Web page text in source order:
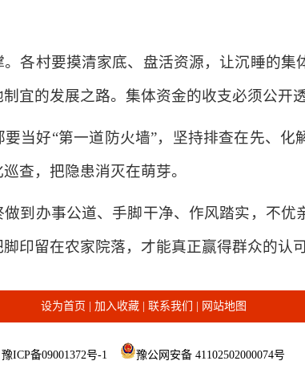
各村要摸清家底、盘活资源，让沉睡的集
宜的发展之路。集体资金的收支必须公开
当好“第一道防火墙”，坚持排查在先、化
查，把隐患消灭在萌芽。
到办事公道、手脚干净、作风踏实，不优
印留在农家院落，才能真正赢得群众的认可
设为首页 加入收藏| 联系我们 网站地图
豫ICP备09001372号-1 豫公网安备 41102502000074号